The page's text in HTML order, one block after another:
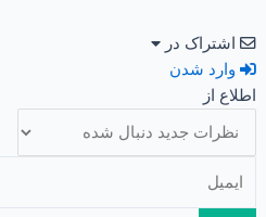
اشتراک در
وارد شدن
اطلاع از